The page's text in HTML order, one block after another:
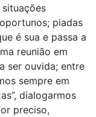
situações
piadas
é sua e passa a
reunião em
ser ouvida; entre
sempre em
dialogarmos
preciso,